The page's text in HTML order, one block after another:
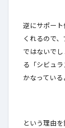
逆にサポート
くれるので
ではないで
る「シビュ
かなっている
という理由